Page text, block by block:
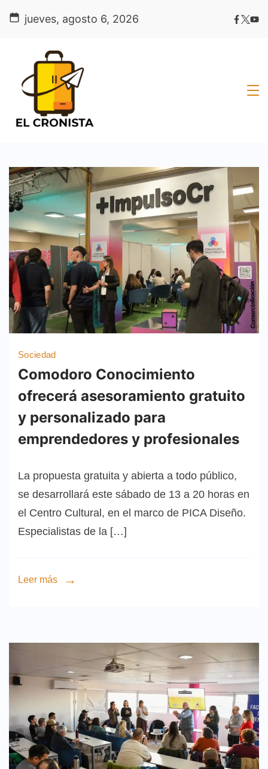
jueves, agosto 6, 2026
Sociedad
Comodoro Conocimiento
ofrecerá asesoramiento gratuito
y personalizado para
emprendedores y profesionales
La propuesta gratuita y abierta a todo público,
se desarrollará este sábado de 13 a 20 horas en
el Centro Cultural, en el marco de PICA Diseño.
Especialistas de la […]
Leer más